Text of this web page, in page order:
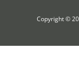
Copyright ©